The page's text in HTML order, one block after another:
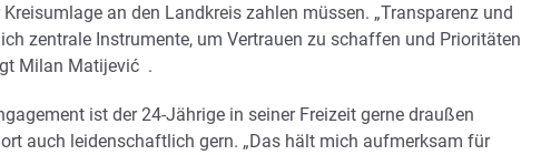
an den Landkreis zahlen müssen. „Transparenz und
zentrale Instrumente, um Vertrauen zu schaffen und Prioritäten
Milan Matijević .
ist der 24-Jährige in seiner Freizeit gerne draußen
auch leidenschaftlich gern. „Das hält mich aufmerksam für